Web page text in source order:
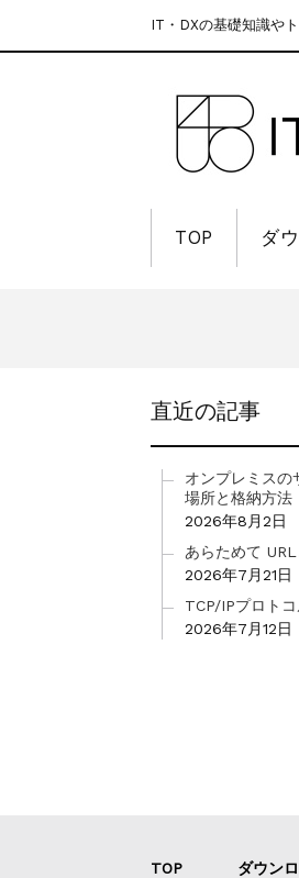
IT・DXの基礎知識や
TOP ダ
直近の記事
オンプレミスの
場所と格納方法
2026年8月2日
あらためて
2026年7月21日
TCP/IPプロト
2026年7月12日
TOP ダウン